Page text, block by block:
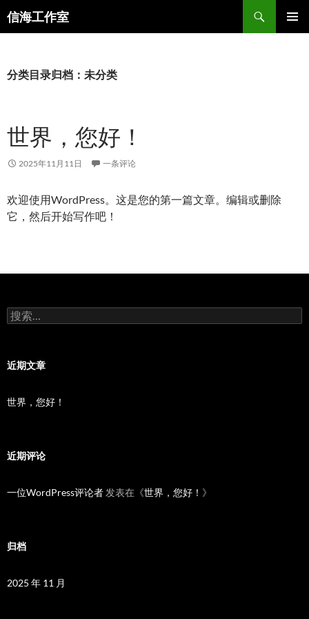
至信海工作室
索
分类目录归档：未分类
世界，您好！
2025年11月11日 一条评论
欢迎使用WordPress。这是您的第一篇文章。编辑或删除
它，然后开始写作吧！
搜
索：
近期文章
世界，您好！
近期评论
一位WordPress评论者 发表在《世界，您好！ 》
归档
2025 年 11 月